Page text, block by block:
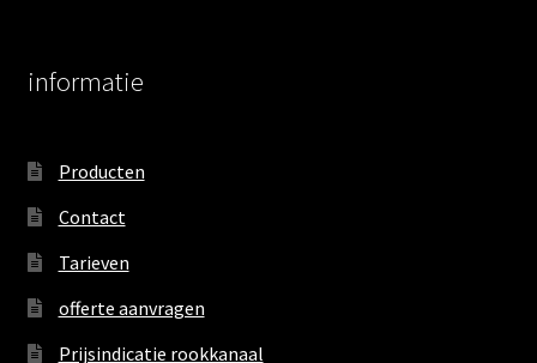
informatie
Producten
Contact
Tarieven
offerte aanvragen
Prijsindicatie rookkanaal